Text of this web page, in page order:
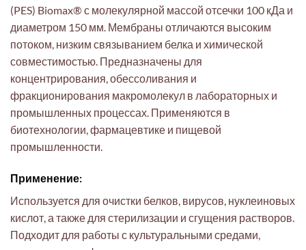
(PES) Biomax® с молекулярной массой отсечки 100 кДа и
диаметром 150 мм. Мембраны отличаются высоким
потоком, низким связыванием белка и химической
совместимостью. Предназначены для
концентрирования, обессоливания и
фракционирования макромолекул в лабораторных и
промышленных процессах. Применяются в
биотехнологии, фармацевтике и пищевой
промышленности.
Применение:
Используется для очистки белков, вирусов, нуклеиновых
кислот, а также для стерилизации и сгущения растворов.
Подходит для работы с культуральными средами,